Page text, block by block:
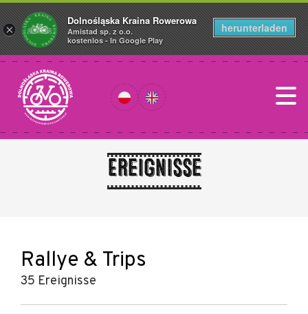
Ereignisse
Rallye & Trips
35 Ereignisse
×
Dolnośląska Kraina Rowerowa
Amistad sp. z o.o.
kostenlos - In Google Play
herunterladen